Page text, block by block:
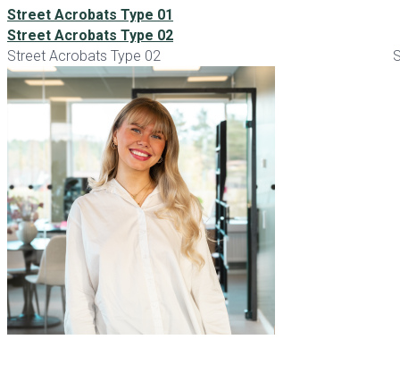
Street Acrobats Type 01
Street Acrobats Type 02
Street Acrobats Type 02